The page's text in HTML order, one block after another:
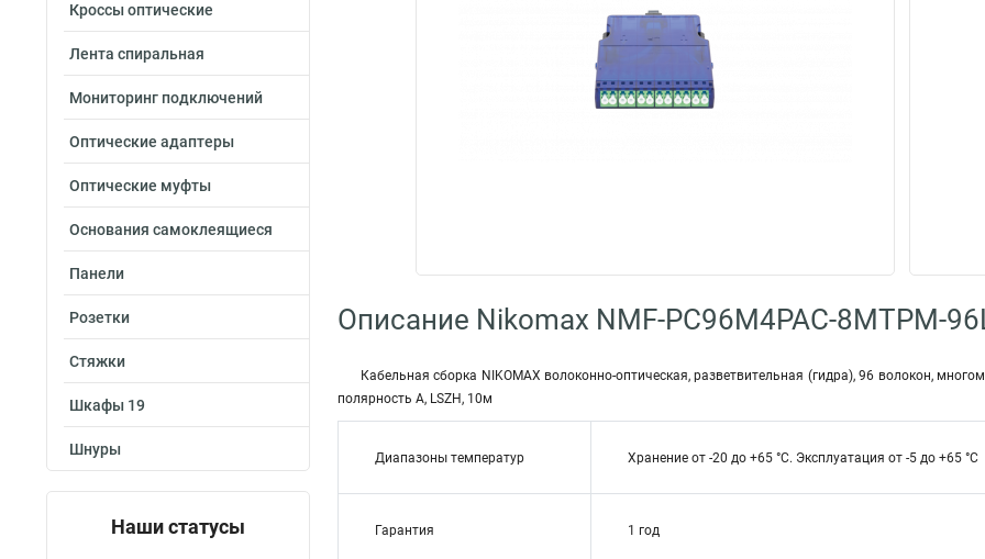
Кроссы оптические
Лента спиральная
Мониторинг подключений
Оптические адаптеры
Оптические муфты
Основания самоклеящиеся
Панели
Розетки
Стяжки
Шкафы 19
Шнуры
Наши статусы
Описание Nikomax NMF-PC96M4PAC-8MTPM-
Кабельная сборка NIKOMAX волоконно-оптическая, разветвительная (гидра), 96 волокон,
полярность А, LSZH, 10м
Диапазоны температур Хранение от -20 до +65 °C. Эксплуатация от -5 до +65 °C
Гарантия 1 год